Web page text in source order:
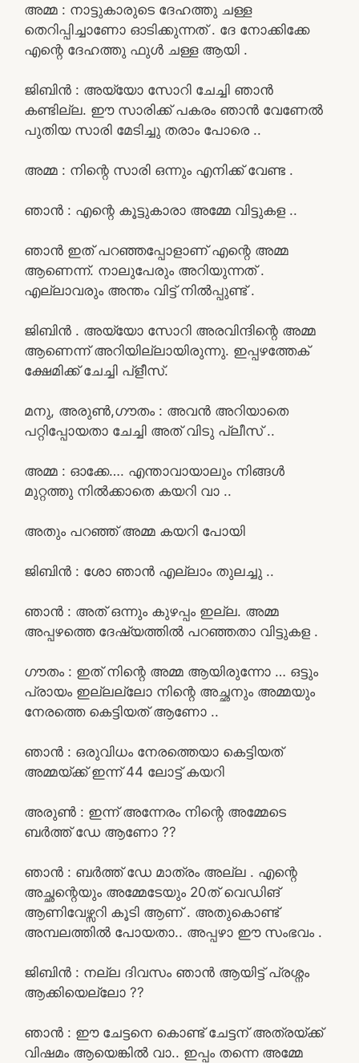
അമ്മ : നാട്ടുകാരുടെ ദേഹത്തു ചള്ള
തെറിപ്പിച്ചാണോ ഓടിക്കുന്നത് . ദേ നോക്കിക്കേ
എന്റെ ദേഹത്തു ഫുൾ ചള്ള ആയി .
ജിബിൻ : അയ്യോ സോറി ചേച്ചി ഞാൻ
കണ്ടില്ല. ഈ സാരിക്ക് പകരം ഞാൻ വേണേൽ
പുതിയ സാരി മേടിച്ചു തരാം പോരെ ..
അമ്മ : നിന്റെ സാരി ഒന്നും എനിക്ക് വേണ്ട .
ഞാൻ : എന്റെ കൂട്ടുകാരാ അമ്മേ വിട്ടുകള ..
ഞാൻ ഇത് പറഞ്ഞപ്പോളാണ് എന്റെ അമ്മ
ആണെന്ന്. നാലുപേരും അറിയുന്നത് .
എല്ലാവരും അന്തം വിട്ട് നിൽപ്പുണ്ട് .
ജിബിൻ . അയ്യോ സോറി അരവിന്ദിന്റെ അമ്മ
ആണെന്ന് അറിയില്ലായിരുന്നു. ഇപ്പഴത്തേക്
ക്ഷേമിക്ക് ചേച്ചി പ്ളീസ്.
മനു, അരുൺ,ഗൗതം : അവൻ അറിയാതെ
പറ്റിപ്പോയതാ ചേച്ചി അത് വിടു പ്ലീസ് ..
അമ്മ : ഓക്കേ…. എന്താവായാലും നിങ്ങൾ
മുറ്റത്തു നിൽക്കാതെ കയറി വാ ..
അതും പറഞ്ഞ് അമ്മ കയറി പോയി
ജിബിൻ : ശോ ഞാൻ എല്ലാം തുലച്ചു ..
ഞാൻ : അത് ഒന്നും കുഴപ്പം ഇല്ല. അമ്മ
അപ്പഴത്തെ ദേഷ്യത്തിൽ പറഞ്ഞതാ വിട്ടുകള .
ഗൗതം : ഇത് നിന്റെ അമ്മ ആയിരുന്നോ … ഒട്ടും
പ്രായം ഇല്ലല്ലോ നിന്റെ അച്ഛനും അമ്മയും
നേരത്തെ കെട്ടിയത് ആണോ ..
ഞാൻ : ഒരുവിധം നേരത്തെയാ കെട്ടിയത്
അമ്മയ്ക്ക് ഇന്ന് 44 ലോട്ട് കയറി
അരുൺ : ഇന്ന് അന്നേരം നിന്റെ അമ്മേടെ
ബർത്ത് ഡേ ആണോ ??
ഞാൻ : ബർത്ത് ഡേ മാത്രം അല്ല . എന്റെ
അച്ഛന്റെയും അമ്മേടേയും 20ത്‌ വെഡിങ്
ആണിവേഴ്സറി കൂടി ആണ് . അതുകൊണ്ട്
അമ്പലത്തിൽ പോയതാ.. അപ്പഴാ ഈ സംഭവം .
ജിബിൻ : നല്ല ദിവസം ഞാൻ ആയിട്ട് പ്രശ്നം
ആക്കിയെല്ലോ ??
ഞാൻ : ഈ ചേട്ടനെ കൊണ്ട് ചേട്ടന് അത്രയ്ക്ക്
വിഷമം ആയെങ്കിൽ വാ.. ഇപ്പം തന്നെ അമ്മേ